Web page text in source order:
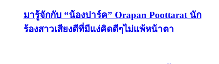
มารู้จักกับ “น้องปาร์ค” Orapan Poottarat นัก
ร้องสาวเสียงดีที่มีแง่คิดดีๆไม่แพ้หน้าตา